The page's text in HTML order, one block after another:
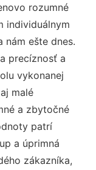
rozumné
individuálnym
nám ešte dnes.
precíznosť a
vykonanej
malé
a zbytočné
patrí
a úprimná
zákazníka,